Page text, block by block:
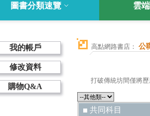
圖書分類速覽 雲
我的帳戶
修改資料
購物Q&A
高點網路書店： 公
打破傳統坊間僅將
共同科目